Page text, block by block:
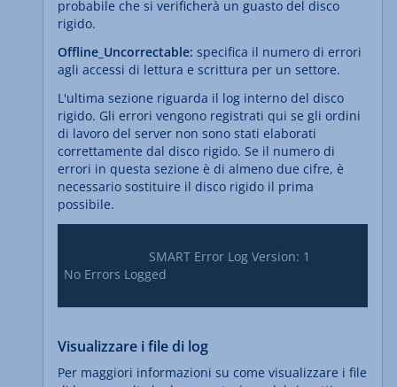
probabile che si verificherà un guasto del disco
rigido.
Offline_Uncorrectable: specifica il numero di errori
agli accessi di lettura e scrittura per un settore.
L'ultima sezione riguarda il log interno del disco
rigido. Gli errori vengono registrati qui se gli ordini
di lavoro del server non sono stati elaborati
correttamente dal disco rigido. Se il numero di
errori in questa sezione è di almeno due cifre, è
necessario sostituire il disco rigido il prima
possibile.
No Errors Logged
Visualizzare i file di log
Per maggiori informazioni su come visualizzare i file